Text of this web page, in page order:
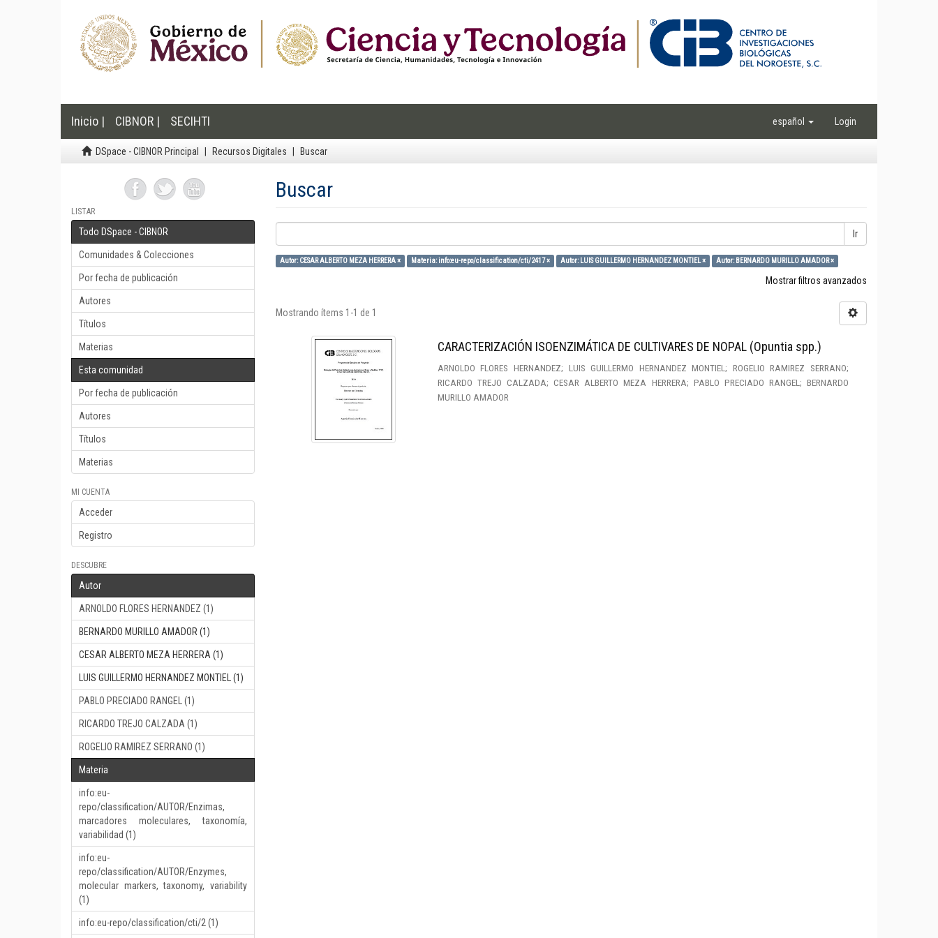
Inicio | CIBNOR | SECIHTI español Login
DSpace - CIBNOR Principal Recursos Digitales Buscar
LISTAR
Todo DSpace - CIBNOR
Comunidades & Colecciones
Por fecha de publicación
Autores
Títulos
Materias
Esta comunidad
Por fecha de publicación
Autores
Títulos
Materias
MI CUENTA
Acceder
Registro
DESCUBRE
Autor
ARNOLDO FLORES HERNANDEZ (1)
BERNARDO MURILLO AMADOR (1)
CESAR ALBERTO MEZA HERRERA (1)
LUIS GUILLERMO HERNANDEZ MONTIEL (1)
PABLO PRECIADO RANGEL (1)
RICARDO TREJO CALZADA (1)
ROGELIO RAMIREZ SERRANO (1)
Materia
info:eu-
repo/classification/AUTOR/Enzimas,
marcadores moleculares, taxonomía,
variabilidad (1)
info:eu-
repo/classification/AUTOR/Enzymes,
molecular markers, taxonomy, variability
(1)
info:eu-repo/classification/cti/2 (1)
Buscar
Ir
Autor: CESAR ALBERTO MEZA HERRERA × Materia: info:eu-repo/classification/cti/2417 × Autor: LUIS GUILLERMO HERNANDEZ MONTIEL × Autor: BERNARDO MURILLO AMADOR ×
Mostrar filtros avanzados
Mostrando ítems 1-1 de 1
CARACTERIZACIÓN ISOENZIMÁTICA DE CULTIVARES DE NOPAL (Opuntia spp.)
ARNOLDO FLORES HERNANDEZ; LUIS GUILLERMO HERNANDEZ MONTIEL; ROGELIO RAMIREZ SERRANO;
RICARDO TREJO CALZADA; CESAR ALBERTO MEZA HERRERA; PABLO PRECIADO RANGEL; BERNARDO
MURILLO AMADOR